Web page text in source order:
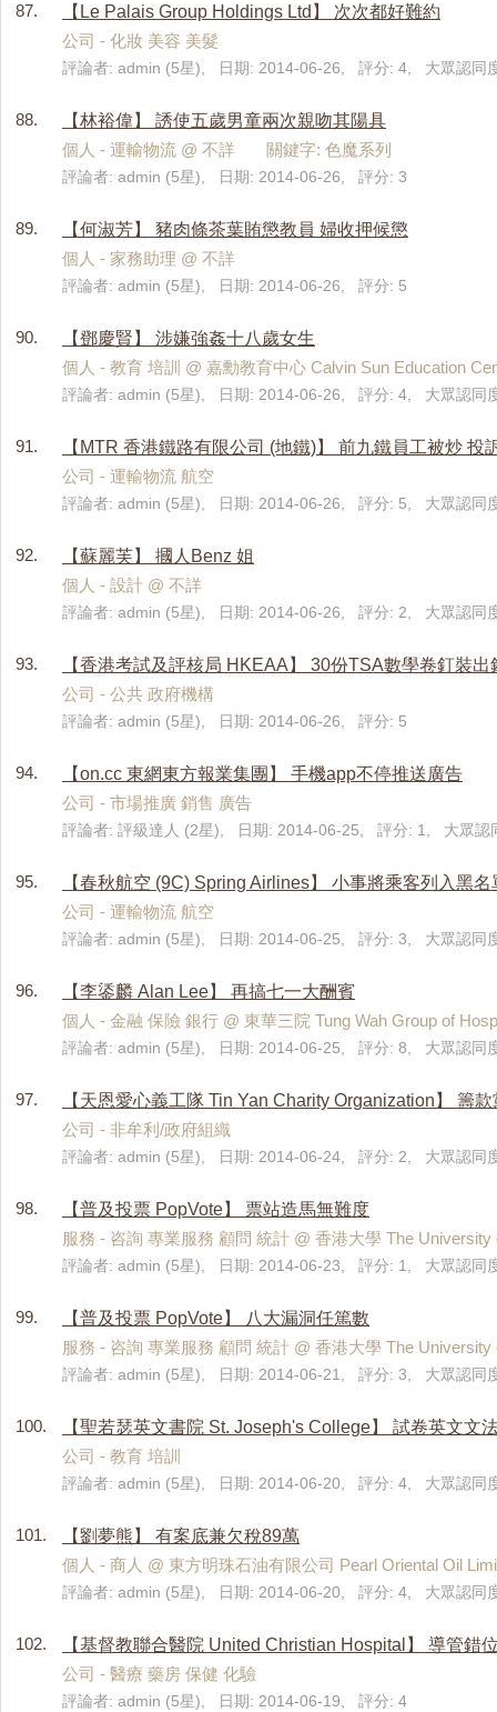
87.
【Le Palais Group Holdings Ltd】 次次都好難約
公司 - 化妝 美容 美髮
評論者: admin (5星), 日期: 2014-06-26, 評分: 4, 大眾認同
88.
【林裕偉】 誘使五歲男童兩次親吻其陽具
個人 - 運輸物流 @ 不詳 關鍵字: 色魔系列
評論者: admin (5星), 日期: 2014-06-26, 評分: 3
89.
【何淑芳】 豬肉條茶葉賄懲教員 婦收押候懲
個人 - 家務助理 @ 不詳
評論者: admin (5星), 日期: 2014-06-26, 評分: 5
90.
【鄧慶賢】 涉嫌強姦十八歲女生
個人 - 教育 培訓 @ 嘉勳教育中心 Calvin Sun Education
評論者: admin (5星), 日期: 2014-06-26, 評分: 4, 大眾認同
91.
【MTR 香港鐵路有限公司 (地鐵)】 前九鐵員工被炒 投
公司 - 運輸物流 航空
評論者: admin (5星), 日期: 2014-06-26, 評分: 5, 大眾認同
92.
【蘇麗芙】 摑人Benz 姐
個人 - 設計 @ 不詳
評論者: admin (5星), 日期: 2014-06-26, 評分: 2, 大眾認同
93.
【香港考試及評核局 HKEAA】 30份TSA數學卷釘裝出
公司 - 公共 政府機構
評論者: admin (5星), 日期: 2014-06-26, 評分: 5
94.
【on.cc 東網東方報業集團】 手機app不停推送廣告
公司 - 市場推廣 銷售 廣告
評論者: 評級達人 (2星), 日期: 2014-06-25, 評分: 1, 大眾認
95.
【春秋航空 (9C) Spring Airlines】 小事將乘客列入黑名
公司 - 運輸物流 航空
評論者: admin (5星), 日期: 2014-06-25, 評分: 3, 大眾認同
96.
【李鋈麟 Alan Lee】 再搞七一大酬賓
個人 - 金融 保險 銀行 @ 東華三院 Tung Wah Group of
評論者: admin (5星), 日期: 2014-06-25, 評分: 8, 大眾認同
97.
【天恩愛心義工隊 Tin Yan Charity Organization】 籌
公司 - 非牟利/政府組織
評論者: admin (5星), 日期: 2014-06-24, 評分: 2, 大眾認同
98.
【普及投票 PopVote】 票站造馬無難度
服務 - 咨詢 專業服務 顧問 統計 @ 香港大學 The University
評論者: admin (5星), 日期: 2014-06-23, 評分: 1, 大眾認同
99.
【普及投票 PopVote】 八大漏洞任篤數
服務 - 咨詢 專業服務 顧問 統計 @ 香港大學 The University
評論者: admin (5星), 日期: 2014-06-21, 評分: 3, 大眾認同
100.
【聖若瑟英文書院 St. Joseph's College】 試卷英文文
公司 - 教育 培訓
評論者: admin (5星), 日期: 2014-06-20, 評分: 4, 大眾認同
101.
【劉夢熊】 有案底兼欠稅89萬
個人 - 商人 @ 東方明珠石油有限公司 Pearl Oriental Oil
評論者: admin (5星), 日期: 2014-06-20, 評分: 4, 大眾認同
102.
【基督教聯合醫院 United Christian Hospital】 導管錯
公司 - 醫療 藥房 保健 化驗
評論者: admin (5星), 日期: 2014-06-19, 評分: 4